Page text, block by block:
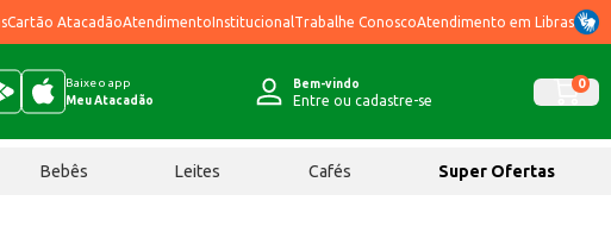
Cartão AtacadãoAtendimentoInstitucional Trabalhe ConoscoAtendimento em Libras
Baixe o app
Meu Atacadão
Bem-vindo
Entre ou cadastre-se
0
Bebês Leites Cafés Super Ofertas